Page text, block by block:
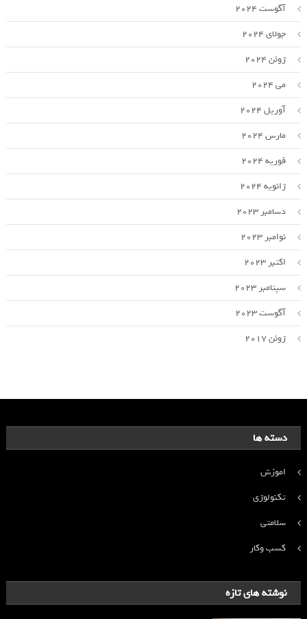
آگوست 2024
جولای 2024
ژوئن 2024
می 2024
آوریل 2024
مارس 2024
فوریه 2024
ژانویه 2024
دسامبر 2023
نوامبر 2023
اکتبر 2023
سپتامبر 2023
آگوست 2023
ژوئن 2017
دسته ها
اموزش
تکنولوژی
سلامتی
کسب وکار
نوشته های تازه